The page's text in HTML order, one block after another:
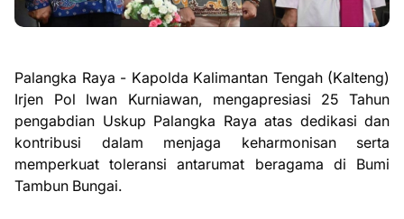
Palangka Raya - Kapolda Kalimantan Tengah (Kalteng)
Irjen Pol Iwan Kurniawan, mengapresiasi 25 Tahun
pengabdian Uskup Palangka Raya atas dedikasi dan
kontribusi dalam menjaga keharmonisan serta
memperkuat toleransi antarumat beragama di Bumi
Tambun Bungai.